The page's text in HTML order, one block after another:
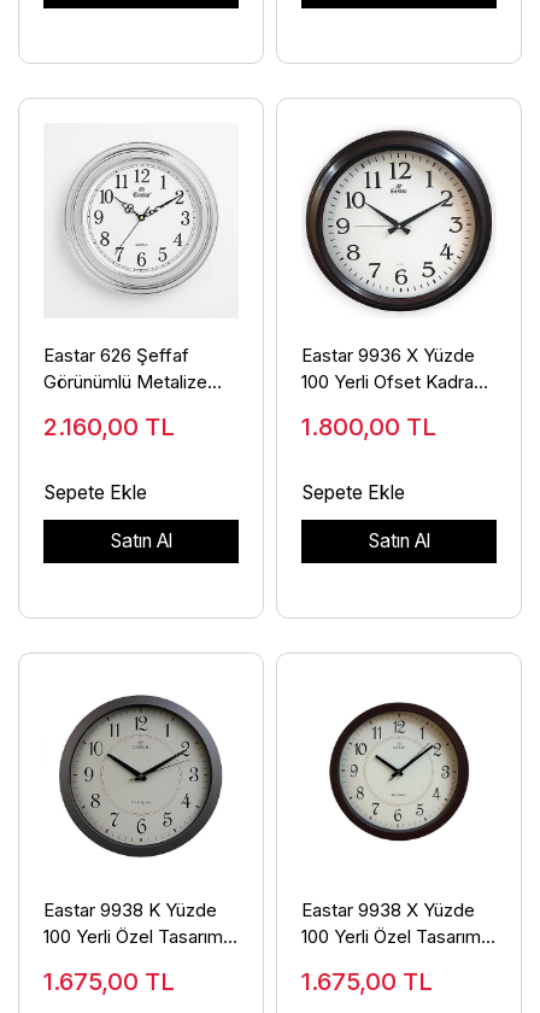
Eastar 626 Şeffaf
Görünümlü Metalize
2.160,00 TL
Sepete Ekle
Satın Al
Eastar 9936 X Yüzde
100 Yerli Ofset Kadranlı
1.800,00 TL
Sepete Ekle
Satın Al
Eastar 9938 K Yüzde
100 Yerli Özel Tasarımlı
1.675,00 TL
Eastar 9938 X Yüzde
100 Yerli Özel Tasarımlı
1.675,00 TL